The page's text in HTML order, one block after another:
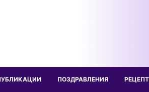
ПОЗДРАВЛЕНИЯ